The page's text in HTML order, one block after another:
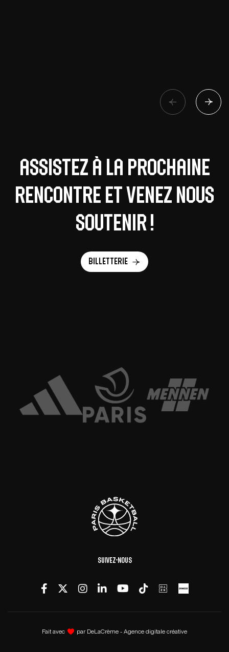
Assistez à la prochaine
rencontre et venez nous
soutenir !
Billetterie
Suivez-nous
Fait avec par DeLaCrème - Agence digitale créative